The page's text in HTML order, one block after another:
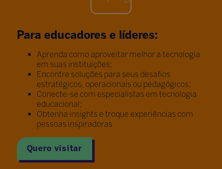
Para educadores e líderes:
Aprenda como aproveitar melhor a tecnologia
em suas instituições;
Encontre soluções para seus desafios
estratégicos, operacionais ou pedagógicos;
Conecte-se com especialistas em tecnologia
educacional;
Obtenha insights e troque experiências com
pessoas inspiradoras
Quero visitar